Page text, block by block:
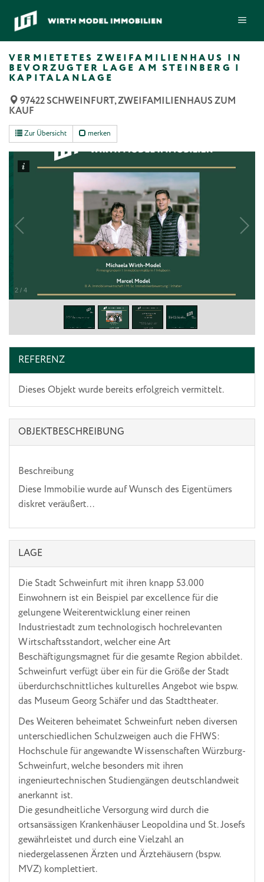
Inhalt
springen
VERMIETETES ZWEIFAMILIENHAUS IN
BEVORZUGTER LAGE AM STEINBERG |
KAPITALANLAGE
97422 SCHWEINFURT, ZWEIFAMILIENHAUS ZUM
KAUF
Zur Übersicht merken
2 / 4
REFERENZ
Dieses Objekt wurde bereits erfolgreich vermittelt.
OBJEKT­BESCHREIBUNG
Beschreibung
Diese Immobilie wurde auf Wunsch des Eigentümers
diskret veräußert...
LAGE
Die Stadt Schweinfurt mit ihren knapp 53.000
Einwohnern ist ein Beispiel par excellence für die
gelungene Weiterentwicklung einer reinen
Industriestadt zum technologisch hochrelevanten
Wirtschaftsstandort, welcher eine Art
Beschäftigungsmagnet für die gesamte Region abbildet.
Schweinfurt verfügt über ein für die Größe der Stadt
überdurchschnittliches kulturelles Angebot wie bspw.
das Museum Georg Schäfer und das Stadttheater.
Des Weiteren beheimatet Schweinfurt neben diversen
unterschiedlichen Schulzweigen auch die FHWS:
Hochschule für angewandte Wissenschaften Würzburg-
Schweinfurt, welche besonders mit ihren
ingenieurtechnischen Studiengängen deutschlandweit
anerkannt ist.
Die gesundheitliche Versorgung wird durch die
ortsansässigen Krankenhäuser Leopoldina und St. Josefs
gewährleistet und durch eine Vielzahl an
niedergelassenen Ärzten und Ärztehäusern (bspw.
MVZ) komplettiert.